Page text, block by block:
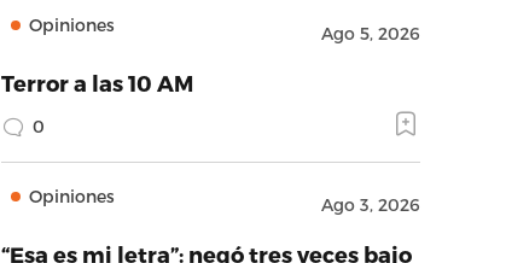
Opiniones Ago 5, 2026
Terror a las 10 AM
0
Opiniones Ago 3, 2026
“Esa es mi letra”: negó tres veces bajo